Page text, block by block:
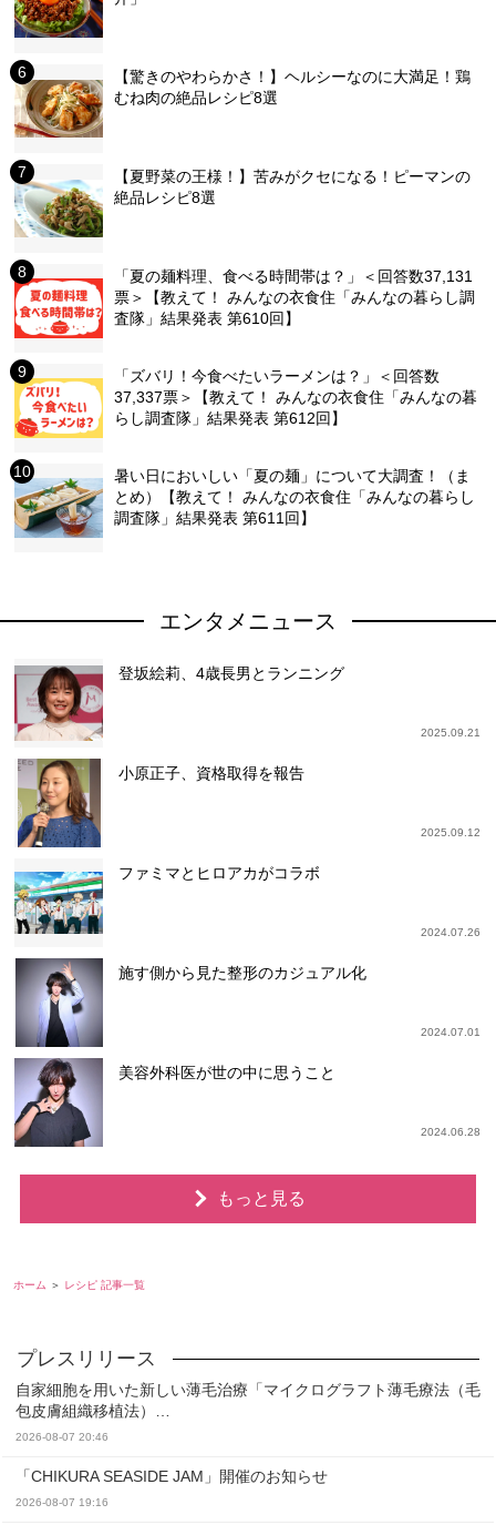
【驚きのやわらかさ！】ヘルシーなのに大満足！鶏
むね肉の絶品レシピ8選
【夏野菜の王様！】苦みがクセになる！ピーマンの
絶品レシピ8選
「夏の麺料理、食べる時間帯は？」＜回答数37,131
票＞【教えて！ みんなの衣食住「みんなの暮らし調
査隊」結果発表 第610回】
「ズバリ！今食べたいラーメンは？」＜回答数
37,337票＞【教えて！ みんなの衣食住「みんなの暮
らし調査隊」結果発表 第612回】
暑い日においしい「夏の麺」について大調査！（ま
とめ）【教えて！ みんなの衣食住「みんなの暮らし
調査隊」結果発表 第611回】
エンタメニュース
登坂絵莉、4歳長男とランニング
2025.09.21
小原正子、資格取得を報告
2025.09.12
ファミマとヒロアカがコラボ
2024.07.26
施す側から見た整形のカジュアル化
2024.07.01
美容外科医が世の中に思うこと
2024.06.28
もっと見る
ホーム レシピ 記事一覧
自家細胞を用いた新しい薄毛治療「マイクログラフト薄毛療法（毛
包皮膚組織移植法）…
2026-08-07 20:46
「CHIKURA SEASIDE JAM」開催のお知らせ
2026-08-07 19:16